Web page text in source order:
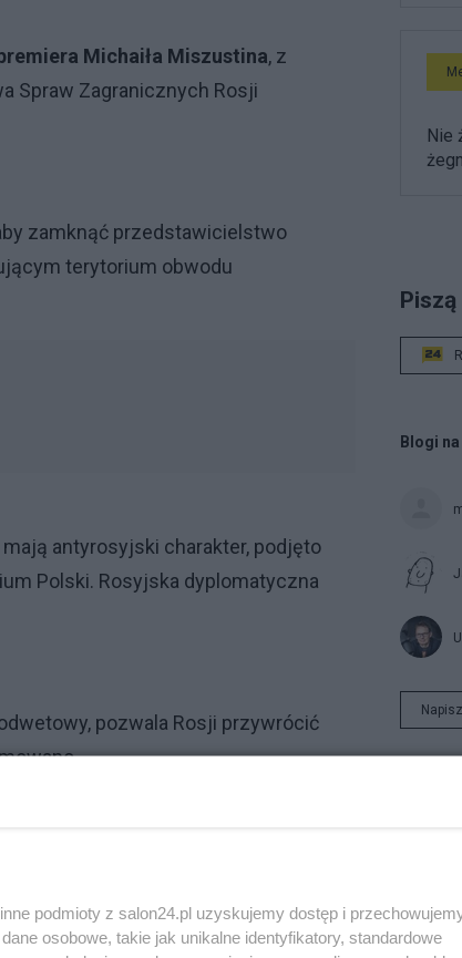
Michaiła Miszustina, z
Spraw Zagranicznych Rosji
zamknąć przedstawicielstwo
terytorium obwodu
antyrosyjski charakter, podjęto
Polski. Rosyjska dyplomatyczna
pozwala Rosji przywrócić
- Jeżeli dojdzie ostatecznie do
Nie
Blogi
podmioty z salon24.pl uzyskujemy dostęp i
osobowe, takie jak unikalne identyfikatory, standardowe